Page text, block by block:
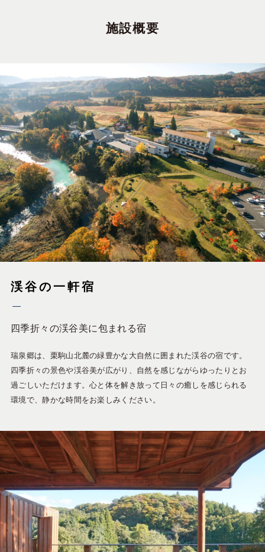
施設概要
渓谷の一軒宿
四季折々の渓谷美に包まれる宿
瑞泉郷は、栗駒山北麓の緑豊かな大自然に囲まれた渓谷の宿です。
四季折々の景色や渓谷美が広がり、自然を感じながらゆったりとお
過ごしいただけます。心と体を解き放って日々の癒しを感じられる
環境で、静かな時間をお楽しみください。